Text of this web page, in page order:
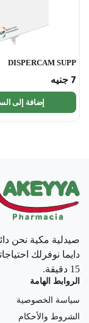
DISPERCAM SUPP
7 جنيه
إضافة إلى
صيدلية مكية نحن
دايما نوفرلك
15 دقيقة.
الروابط الهامة
سياسة الخصوصية
الشروط والأحكام